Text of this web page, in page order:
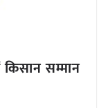
सम्मान